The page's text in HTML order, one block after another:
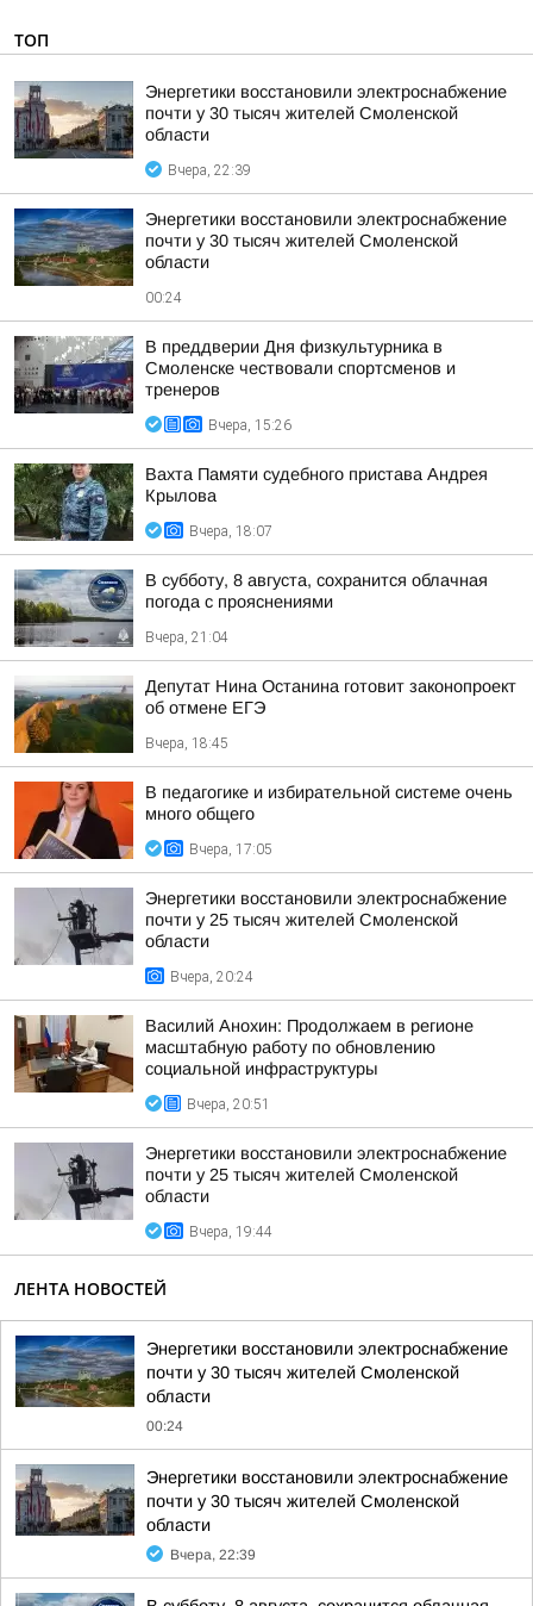
ТОП
Энергетики восстановили электроснабжение
почти у 30 тысяч жителей Смоленской
области
Вчера, 22:39
Энергетики восстановили электроснабжение
почти у 30 тысяч жителей Смоленской
области
00:24
В преддверии Дня физкультурника в
Смоленске чествовали спортсменов и
тренеров
Вчера, 15:26
Вахта Памяти судебного пристава Андрея
Крылова
Вчера, 18:07
В субботу, 8 августа, сохранится облачная
погода с прояснениями
Вчера, 21:04
Депутат Нина Останина готовит законопроект
об отмене ЕГЭ
Вчера, 18:45
В педагогике и избирательной системе очень
много общего
Вчера, 17:05
Энергетики восстановили электроснабжение
почти у 25 тысяч жителей Смоленской
области
Вчера, 20:24
Василий Анохин: Продолжаем в регионе
масштабную работу по обновлению
социальной инфраструктуры
Вчера, 20:51
Энергетики восстановили электроснабжение
почти у 25 тысяч жителей Смоленской
области
Вчера, 19:44
ЛЕНТА НОВОСТЕЙ
Энергетики восстановили электроснабжение
почти у 30 тысяч жителей Смоленской
области
00:24
Энергетики восстановили электроснабжение
почти у 30 тысяч жителей Смоленской
области
Вчера, 22:39